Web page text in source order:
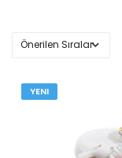
YENI